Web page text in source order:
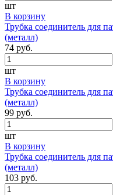
шт
В корзину
Трубка соединитель для
(металл)
74 руб.
шт
В корзину
Трубка соединитель для
(металл)
99 руб.
шт
В корзину
Трубка соединитель для
(металл)
103 руб.